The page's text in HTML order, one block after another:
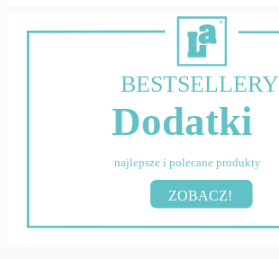
BESTSELLERY
Dodatki
najlepsze i polecane produkty
ZOBACZ!